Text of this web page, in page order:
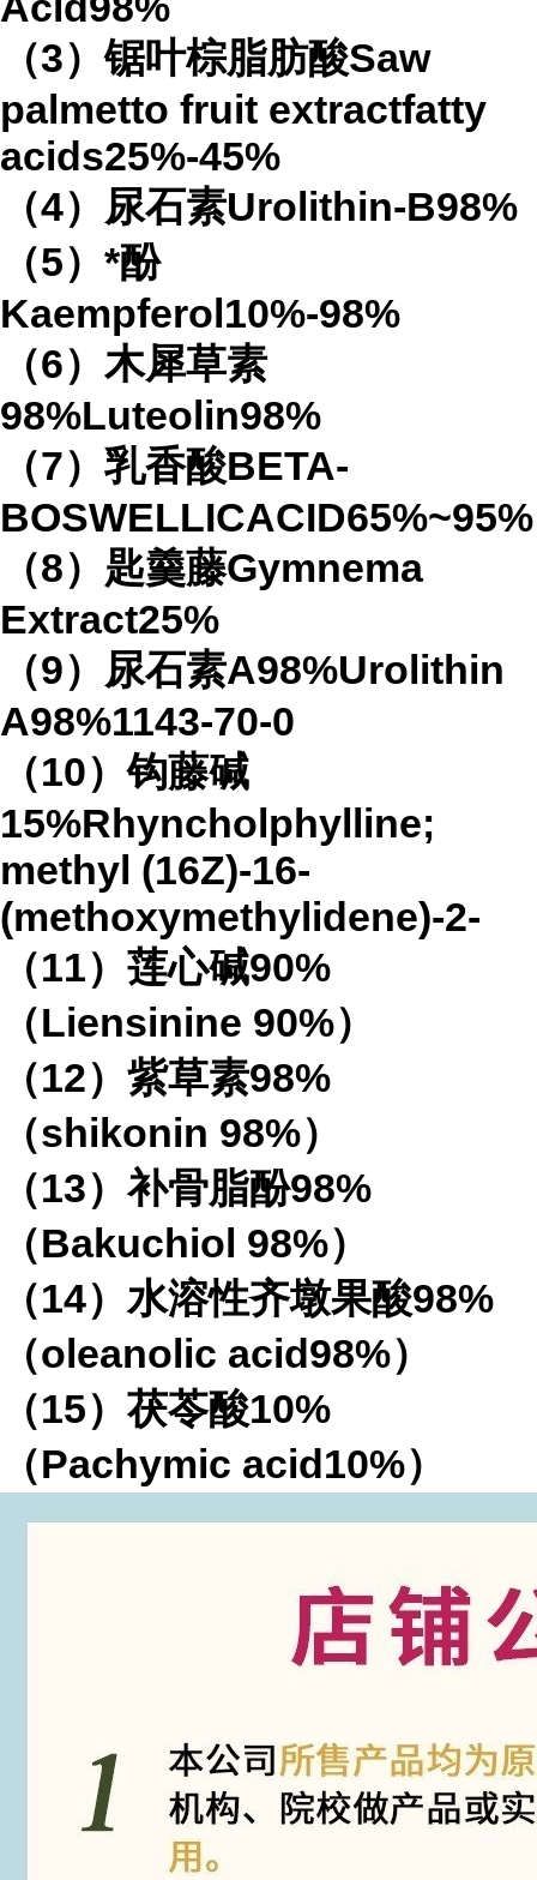
（3）锯叶棕脂肪酸Saw
palmetto fruit extractfatty
acids25%-45%
（4）尿石素Urolithin-B98%
（5）*酚
Kaempferol10%-98%
（6）木犀草素
98%Luteolin98%
（7）乳香酸BETA-
BOSWELLICACID65%~95%
（8）匙羹藤Gymnema
Extract25%
（9）尿石素A98%Urolithin
A98%1143-70-0
（10）钩藤碱
15%Rhyncholphylline;
methyl (16Z)-16-
(methoxymethylidene)-2-
（11）莲心碱90%
（Liensinine 90%）
（12）紫草素98%
（shikonin 98%）
（13）补骨脂酚98%
（Bakuchiol 98%）
（14）水溶性齐墩果酸98%
（oleanolic acid98%）
（15）茯苓酸10%
（Pachymic acid10%）